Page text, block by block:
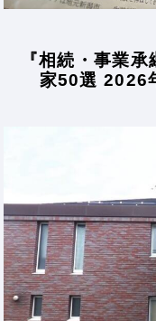
『相続・事業
家50選 2026